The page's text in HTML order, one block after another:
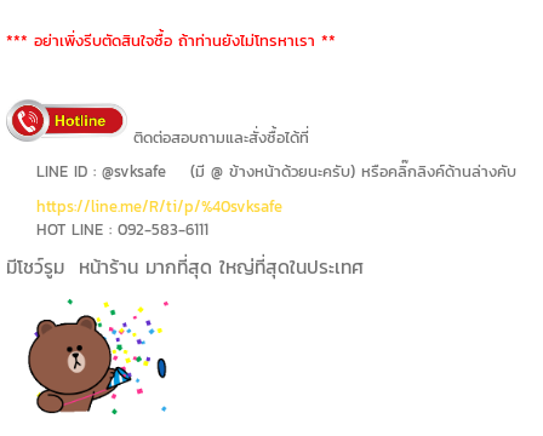
*** อย่าเพิ่งรีบตัดสินใจซื้อ ถ้าท่านยังไม่โทรหาเรา **
ติดต่อสอบถามและสั่งซื้อได้ที่
LINE ID : @svksafe (มี @ ข้างหน้าด้วยนะครับ) หรือคลิ๊กลิงค์ด้านล่างคับ
https://line.me/R/ti/p/%40svksafe
HOT LINE : 092-583-6111
มีโชว์รูม หน้าร้าน มากที่สุด ใหญ่ที่สุดในประเทศ